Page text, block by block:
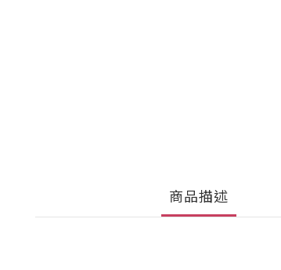
商品描述